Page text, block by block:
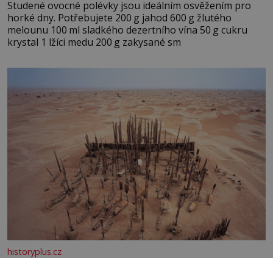
Studené ovocné polévky jsou ideálním osvěžením pro
horké dny. Potřebujete 200 g jahod 600 g žlutého
melounu 100 ml sladkého dezertního vína 50 g cukru
krystal 1 lžíci medu 200 g zakysané sm
historyplus.cz